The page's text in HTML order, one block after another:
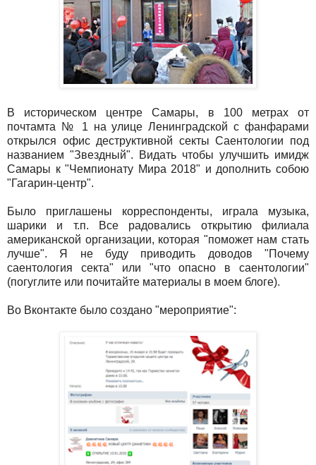
В историческом центре Самары, в 100 метрах от
почтамта № 1 на улице Ленинградской с фанфарами
открылся офис деструктивной секты Саентологии под
названием "Звездный". Видать чтобы улучшить имидж
Самары к "Чемпионату Мира 2018" и дополнить собою
"Гагарин-центр".
Было приглашены корреспонденты, играла музыка,
шарики и т.п. Все радовались открытию филиала
американской организации, которая "поможет нам стать
лучше". Я не буду приводить доводов "Почему
саентология секта" или "что опасно в саентологии"
(погуглите или почитайте материалы в моем блоге).
Во Вконтакте было создано "мероприятие":